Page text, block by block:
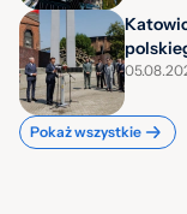
Pokaż wszystkie